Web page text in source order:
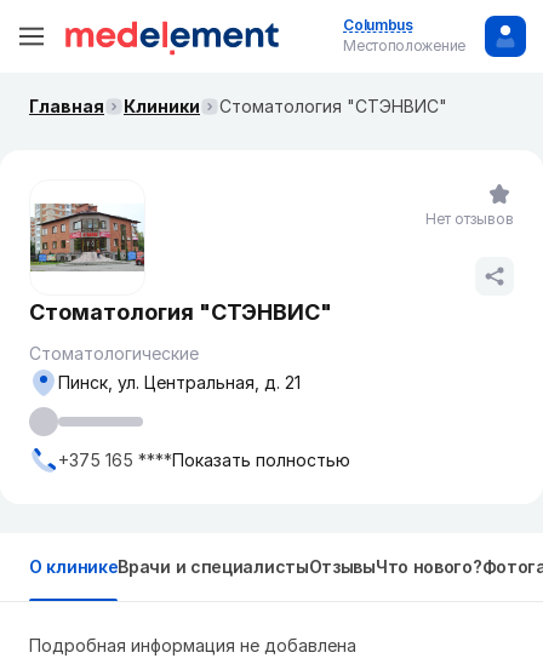
Columbus
Местоположение
Главная Клиники Стоматология "СТЭНВИС"
Стоматология "СТЭНВИС"
Стоматологические
Пинск, ул. Центральная, д. 21
+375 165 ****Показать полностью
Нет отзывов
О клиникеВрачи и специалистыОтзывыЧто нового?
Подробная информация не добавлена